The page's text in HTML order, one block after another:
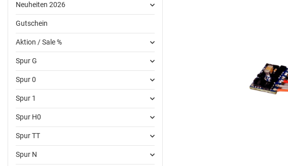
Neuheiten 2026
Gutschein
Aktion / Sale %
Spur G
Spur 0
Spur 1
Spur H0
Spur TT
Spur N